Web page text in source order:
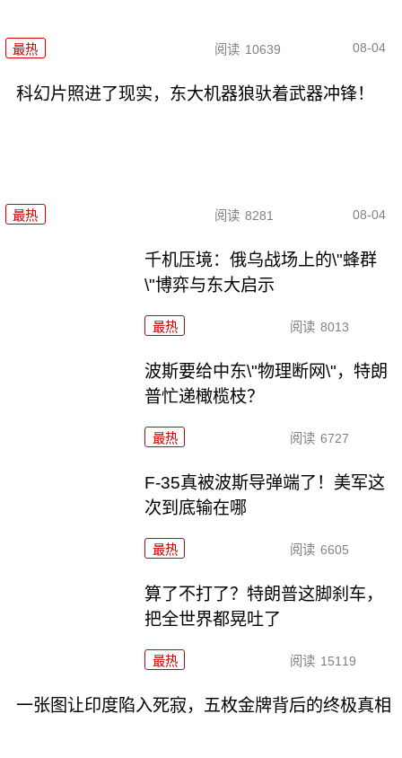
最热 阅读 10639 08-04
科幻片照进了现实，东大机器狼驮着武器冲锋！
最热 阅读 8281 08-04
千机压境：俄乌战场上的\"蜂群
\"博弈与东大启示
最热 阅读 8013
波斯要给中东\"物理断网\"，特朗
普忙递橄榄枝？
最热 阅读 6727
F-35真被波斯导弹端了！美军这
次到底输在哪
最热 阅读 6605
算了不打了？特朗普这脚刹车，
把全世界都晃吐了
最热 阅读 15119
一张图让印度陷入死寂，五枚金牌背后的终极真相